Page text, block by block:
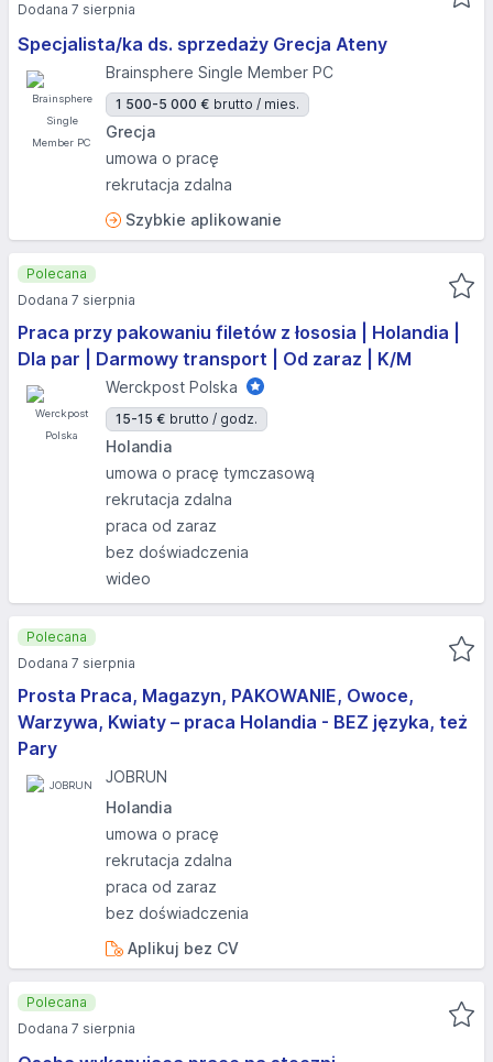
Specjalista/ka ds. sprzedaży Grecja Ateny
Brainsphere Single Member PC
1 500-5 000 € brutto / mies.
Grecja
umowa o pracę
rekrutacja zdalna
Szybkie aplikowanie
Dodana 7 sierpnia
Praca przy pakowaniu filetów z łososia | Holandia |
Dla par | Darmowy transport | Od zaraz | K/M
Werckpost Polska
15-15 € brutto / godz.
Holandia
umowa o pracę tymczasową
rekrutacja zdalna
praca od zaraz
bez doświadczenia
wideo
Polecana
Dodana 7 sierpnia
Prosta Praca, Magazyn, PAKOWANIE, Owoce,
Warzywa, Kwiaty – praca Holandia - BEZ języka, też
Pary
JOBRUN
Holandia
umowa o pracę
rekrutacja zdalna
praca od zaraz
bez doświadczenia
Aplikuj bez CV
Polecana
Dodana 7 sierpnia
Polecana
Dodana 7 sierpnia